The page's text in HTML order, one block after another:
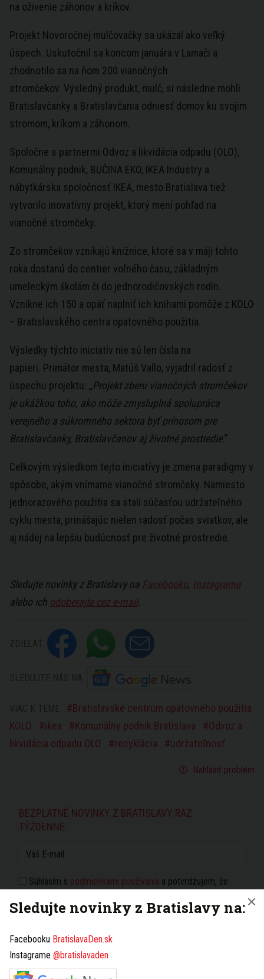
na oživenie záhonov a kríkov.
Projekt Novoročnej mulčovačky sa ukázal ako veľký
úspech. Uskutočnil sa koncom januára v Lamači a
zhodnotilo sa na ňom 200 vianočných
stromčekov. Výsledný produkt, mulč, si následne mohli
Bratislavčanky a Bratislavčania odniesť domov ku svojim
stromom, kríkom a záhonom.
Spoločne s partnermi Odvoz a likvidácia odpadu (OLO),
Komunálny podnik, BUČINA EKO, IKEA Industry a
nábytkárska spoločnosť IKEA, mesto Bratislava tiež
vytvorilo inovatívny projekt, ktorý mení pohľad na
vianočné stromčeky.
Zo stromčekov vznikajú knižnice, ktoré sa v máji tohto
roka dostanú do centier voľného času, základným
umeleckým školám či do jednorodičovských rodín.
Vznikne ich 150 a opäť naplniť ich knihami pomôže z KOLO
– Bratislavského centra opätovného použitia.
Výsledky týchto iniciatív nie sú len čísla na
papieri. Primátor mesta, Matúš Vallo, vyjadril radosť z
úspechu projektu: „Projekt zberu vianočných stromčekov
je ukážkou toho, ako môže zmysluplná spolupráca
verejného a súkromného sektora byť prínosom pre
Bratislavčanky, Bratislavčanov aj životné prostredie.“
Celkovým výsledkom tejto iniciatívy je zmena paradigmy v
spôsobe, akým vnímame vianočné stromčeky. Namiesto
jednorazového použitia sa stali súčasťou udržateľného
cyklu mesta, prinášajúc nielen radosť počas sviatkov, ale
aj nádej na lepšiu budúcnosť pre životné prostredie.
Sledujte novinky z Bratislavy na Facebooku, Instagrame
alebo ich odoberajte cez e-mail.
Bratislavské centrum opätovného použitia
KOLO
ikea Komunálny podnik Bratislava
Odvoz a
likvidácia odpadu OLO
recyklácia udržateľnosť
Nahlásiť problém
BEZPLATNÉ NOVINKY Z BRATISLAVY RAZ
TÝŽDENNE:
Súhlasím s podmienkami používania a potvrdzujem, že
Sledujte novinky z Bratislavy na:
Facebooku BratislavaDen.sk
Instagrame @bratislavaden